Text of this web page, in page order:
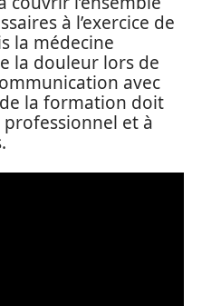
à l’exercice de
la médecine
la douleur lors de
avec
la formation doit
professionnel et à